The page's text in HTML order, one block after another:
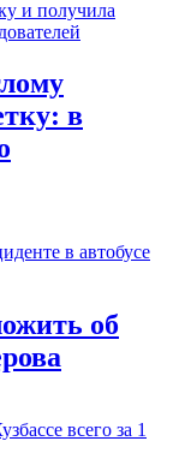
в
об